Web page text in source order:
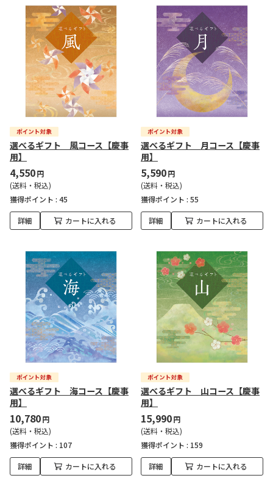
選べるギフト 風コース【慶事
用】
4,550円
(送料・税込)
獲得ポイント : 45
詳細 カートに入れる
選べるギフト 月コース【慶事
用】
5,590円
(送料・税込)
獲得ポイント : 55
詳細 カートに入れる
選べるギフト 海コース【慶事
用】
10,780円
(送料・税込)
獲得ポイント : 107
詳細 カートに入れる
選べるギフト 山コース【慶事
用】
15,990円
(送料・税込)
獲得ポイント : 159
詳細 カートに入れる